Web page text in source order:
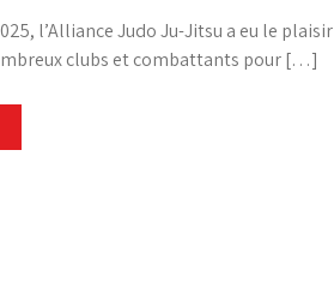
l’Alliance Judo Ju-Jitsu a eu le plaisir
clubs et combattants pour […]